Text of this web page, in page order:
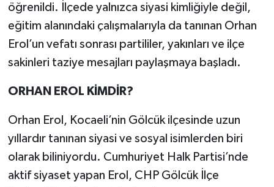
öğrenildi. İlçede yalnızca siyasi kimliğiyle değil,
eğitim alanındaki çalışmalarıyla da tanınan Orhan
Erol’un vefatı sonrası partililer, yakınları ve ilçe
sakinleri taziye mesajları paylaşmaya başladı.
ORHAN EROL KİMDİR?
Orhan Erol, Kocaeli’nin Gölcük ilçesinde uzun
yıllardır tanınan siyasi ve sosyal isimlerden biri
olarak biliniyordu. Cumhuriyet Halk Partisi’nde
aktif siyaset yapan Erol, CHP Gölcük İlçe